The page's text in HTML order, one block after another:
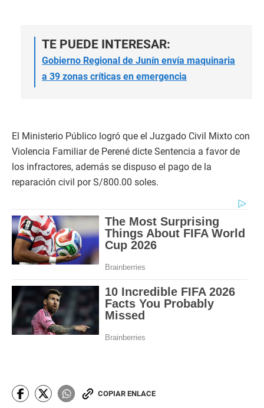
TE PUEDE INTERESAR:
Gobierno Regional de Junín envía maquinaria
a 39 zonas críticas en emergencia
El Ministerio Público logró que el Juzgado Civil Mixto con
Violencia Familiar de Perené dicte Sentencia a favor de
los infractores, además se dispuso el pago de la
reparación civil por S/800.00 soles.
COPIAR ENLACE